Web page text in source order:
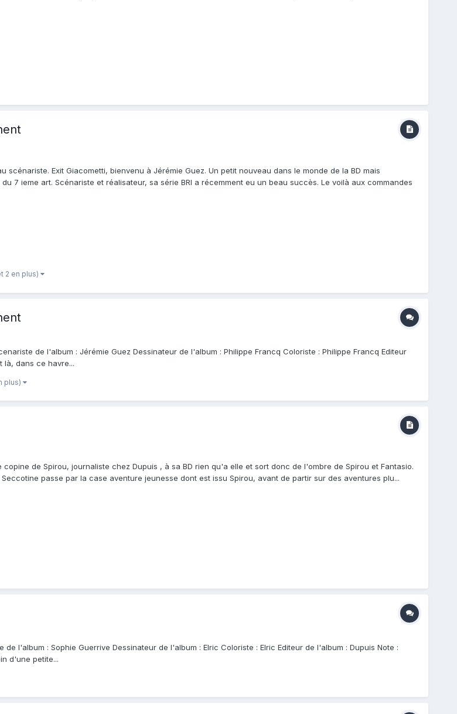
scénariste. Exit Giacometti, bienvenu à Jérémie Guez. Un petit nouveau dans le monde de la BD mais
7 ieme art. Scénariste et réalisateur, sa série BRI a récemment eu un beau succès. Le voilà aux commandes
2 en plus)
de l'album : Jérémie Guez Dessinateur de l'album : Philippe Francq Coloriste : Philippe Francq Editeur
là, dans ce havre...
plus)
de Spirou, journaliste chez Dupuis , à sa BD rien qu'a elle et sort donc de l'ombre de Spirou et Fantasio.
passe par la case aventure jeunesse dont est issu Spirou, avant de partir sur des aventures plu...
l'album : Sophie Guerrive Dessinateur de l'album : Elric Coloriste : Elric Editeur de l'album : Dupuis Note :
d'une petite...